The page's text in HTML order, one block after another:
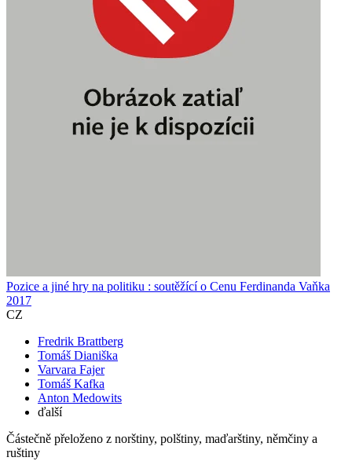
Pozice a jiné hry na politiku : soutěžící o Cenu Ferdinanda Vaňka
2017
CZ
Fredrik Brattberg
Tomáš Dianiška
Varvara Fajer
Tomáš Kafka
Anton Medowits
ďalší
Částečně přeloženo z norštiny, polštiny, maďarštiny, němčiny a
ruštiny